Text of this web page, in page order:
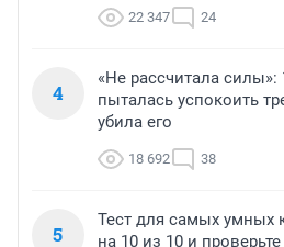
22 347 24
4
«Не рассчитала силы»:
пыталась успокоить
убила его
18 692 38
5
Тест для самых умных
на 10 из 10 и